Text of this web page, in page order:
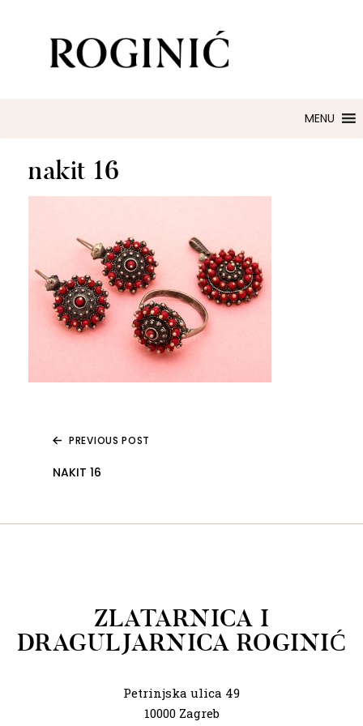
ZLATARNA ROGINIĆ
Zaručničko i vjenčano prstenje
MENU
nakit 16
PREVIOUS POST
NAKIT 16
ZLATARNICA I
DRAGULJARNICA ROGINIĆ
Petrinjska ulica 49
10000 Zagreb